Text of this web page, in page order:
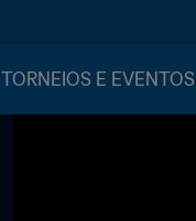
TORNEIOS E EVENTOS